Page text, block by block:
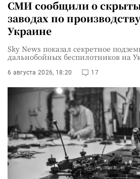
СМИ сообщили о
заводах по
Украине
Sky News показал секретное
дальнобойных беспилотников на
6 августа 2026, 18:20 17